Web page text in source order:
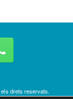
els drets reservats.